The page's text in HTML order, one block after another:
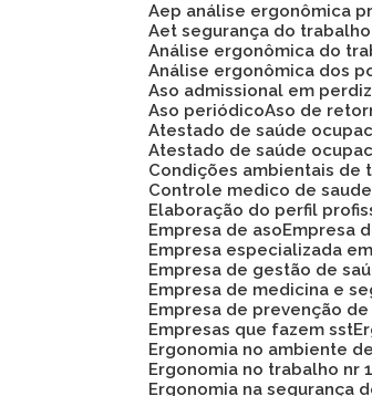
Aep análise ergonômica
Aet segurança do
Análise ergonômica do
Análise ergonômica dos
Aso admissional em
Aso periódico Aso de
Atestado de saúde
Atestado de saúde
Condições ambientais de
Controle medico de
Elaboração do perfil
Empresa de aso
Empresa
Empresa especializada
Empresa de gestão de
Empresa de medicina e
Empresa de prevenção
Empresas que fazem sst
Ergonomia no ambiente
Ergonomia no trabalho nr
Ergonomia na segurança